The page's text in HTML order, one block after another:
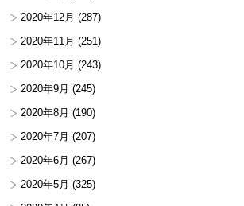
2020年12月 (287)
2020年11月 (251)
2020年10月 (243)
2020年9月 (245)
2020年8月 (190)
2020年7月 (207)
2020年6月 (267)
2020年5月 (325)